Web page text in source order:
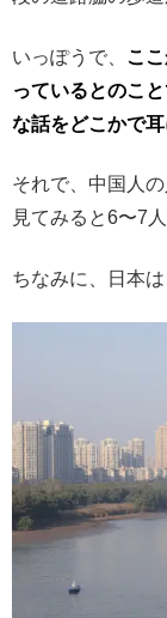
いっぽうで、 こ
っているとのこ
な話をどこかで耳
それで、中国人
見てみると6〜7人
ちなみに、日本